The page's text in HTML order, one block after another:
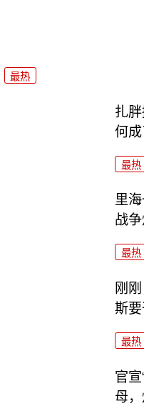
最热
扎
何成
最热
里
战争
最热
刚
斯要
最热
官
母